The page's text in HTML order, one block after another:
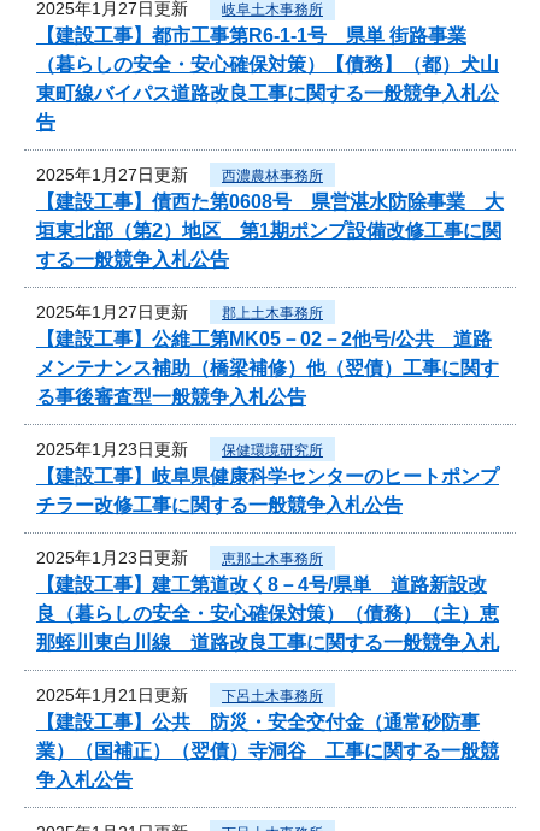
2025年1月27日更新 岐阜土木事務所
【建設工事】都市工事第R6-1-1号 県単 街路事業
（暮らしの安全・安心確保対策）【債務】（都）犬山
東町線バイパス道路改良工事に関する一般競争入札公
告
2025年1月27日更新 西濃農林事務所
【建設工事】債西た第0608号 県営湛水防除事業 大
垣東北部（第2）地区 第1期ポンプ設備改修工事に関
する一般競争入札公告
2025年1月27日更新 郡上土木事務所
【建設工事】公維工第MK05－02－2他号/公共 道路
メンテナンス補助（橋梁補修）他（翌債）工事に関す
る事後審査型一般競争入札公告
2025年1月23日更新 保健環境研究所
【建設工事】岐阜県健康科学センターのヒートポンプ
チラー改修工事に関する一般競争入札公告
2025年1月23日更新 恵那土木事務所
【建設工事】建工第道改く8－4号/県単 道路新設改
良（暮らしの安全・安心確保対策）（債務）（主）恵
那蛭川東白川線 道路改良工事に関する一般競争入札
2025年1月21日更新 下呂土木事務所
【建設工事】公共 防災・安全交付金（通常砂防事
業）（国補正）（翌債）寺洞谷 工事に関する一般競
争入札公告